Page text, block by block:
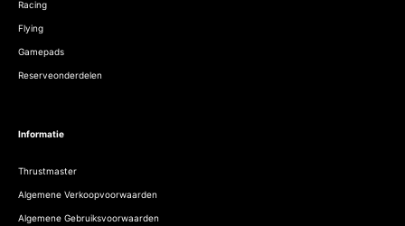
Racing
Flying
Gamepads
Reserveonderdelen
Informatie
Thrustmaster
Algemene Verkoopvoorwaarden
Algemene Gebruiksvoorwaarden